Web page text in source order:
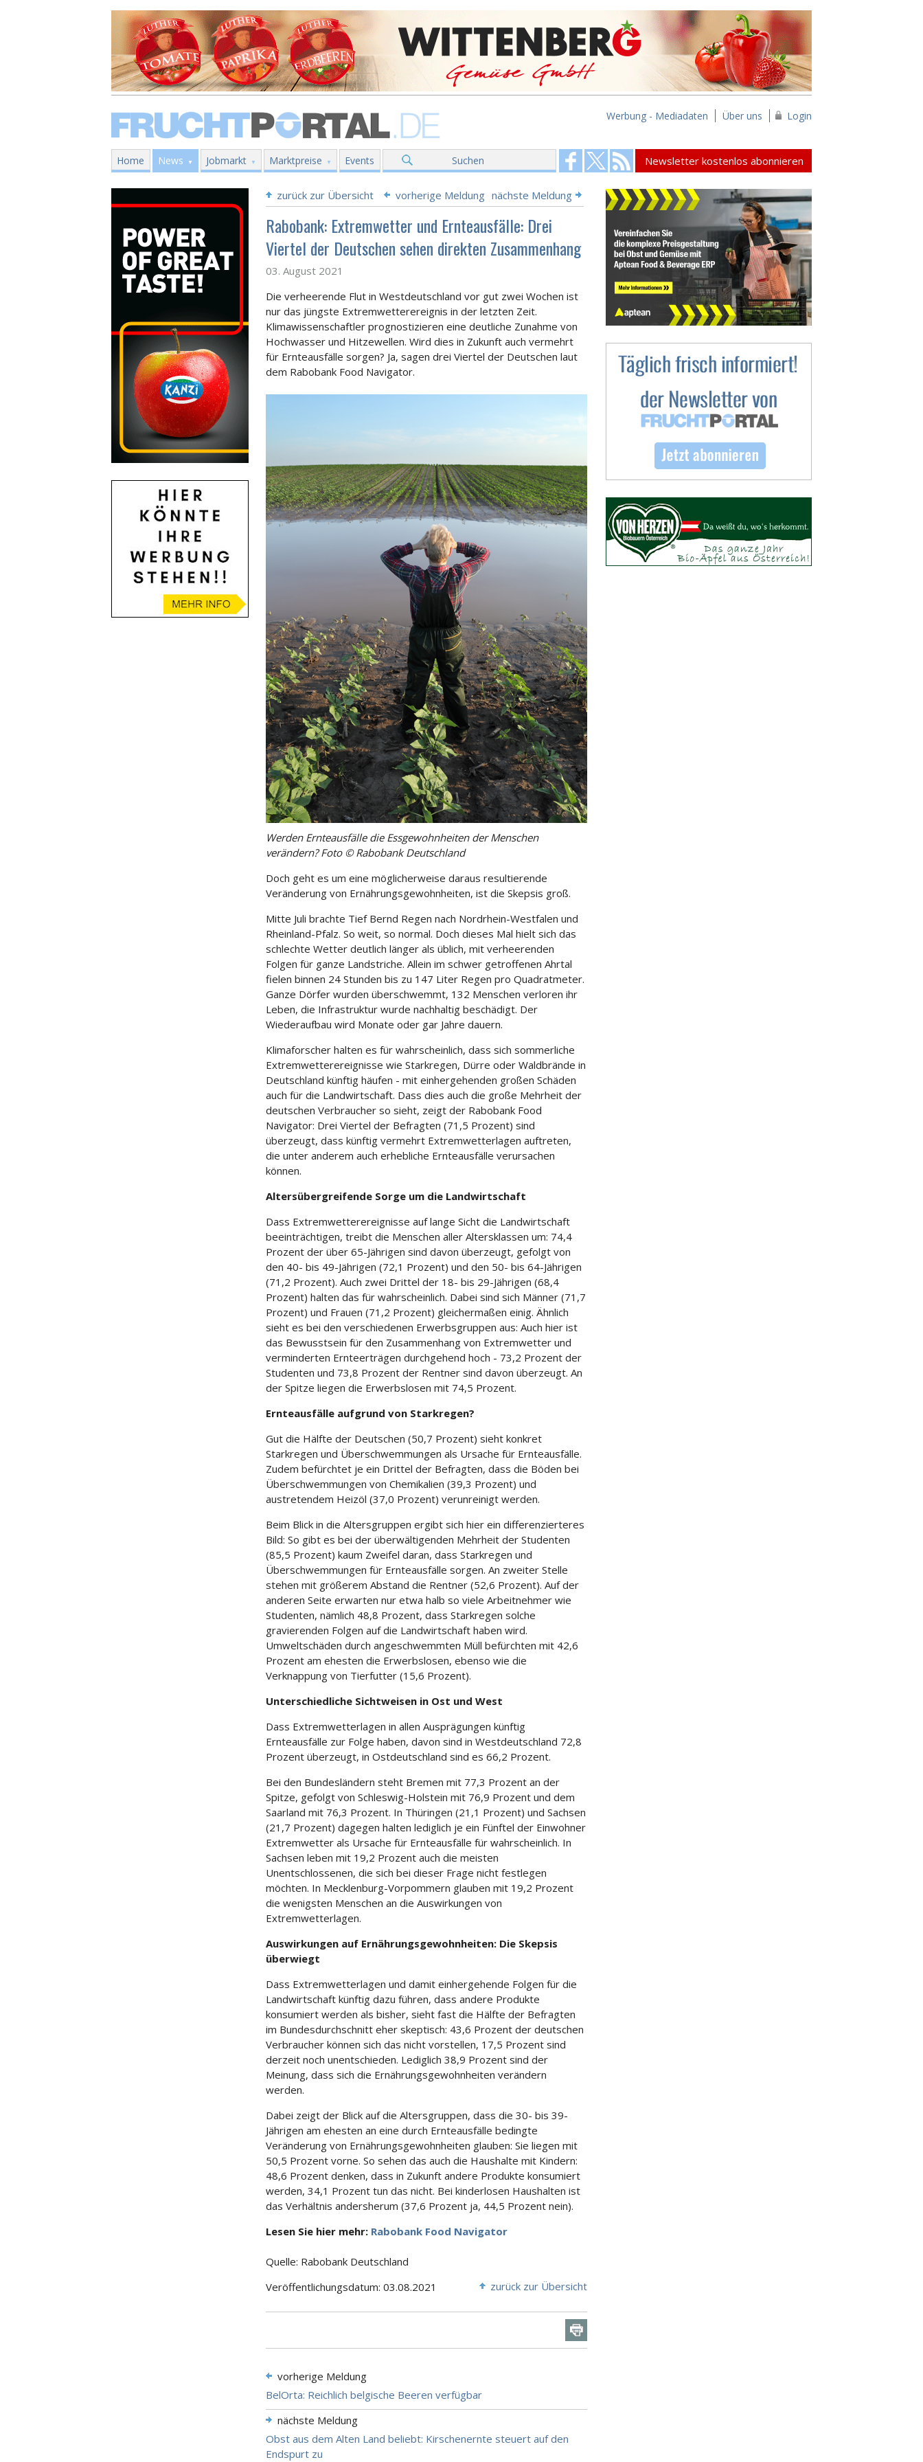
Werbung - Mediadaten Über uns Login
Home News Jobmarkt Marktpreise Events Suchen Newsletter kostenlos abonnieren
zurück zur Übersicht vorherige Meldung nächste Meldung
Rabobank: Extremwetter und Ernteausfälle: Drei
Viertel der Deutschen sehen direkten Zusammenhang
03. August 2021
Die verheerende Flut in Westdeutschland vor gut zwei Wochen ist
nur das jüngste Extremwetterereignis in der letzten Zeit.
Klimawissenschaftler prognostizieren eine deutliche Zunahme von
Hochwasser und Hitzewellen. Wird dies in Zukunft auch vermehrt
für Ernteausfälle sorgen? Ja, sagen drei Viertel der Deutschen laut
dem Rabobank Food Navigator.
Werden Ernteausfälle die Essgewohnheiten der Menschen
verändern? Foto © Rabobank Deutschland
Doch geht es um eine möglicherweise daraus resultierende
Veränderung von Ernährungsgewohnheiten, ist die Skepsis groß.
Mitte Juli brachte Tief Bernd Regen nach Nordrhein-Westfalen und
Rheinland-Pfalz. So weit, so normal. Doch dieses Mal hielt sich das
schlechte Wetter deutlich länger als üblich, mit verheerenden
Folgen für ganze Landstriche. Allein im schwer getroffenen Ahrtal
fielen binnen 24 Stunden bis zu 147 Liter Regen pro Quadratmeter.
Ganze Dörfer wurden überschwemmt, 132 Menschen verloren ihr
Leben, die Infrastruktur wurde nachhaltig beschädigt. Der
Wiederaufbau wird Monate oder gar Jahre dauern.
Klimaforscher halten es für wahrscheinlich, dass sich sommerliche
Extremwetterereignisse wie Starkregen, Dürre oder Waldbrände in
Deutschland künftig häufen - mit einhergehenden großen Schäden
auch für die Landwirtschaft. Dass dies auch die große Mehrheit der
deutschen Verbraucher so sieht, zeigt der Rabobank Food
Navigator: Drei Viertel der Befragten (71,5 Prozent) sind
überzeugt, dass künftig vermehrt Extremwetterlagen auftreten,
die unter anderem auch erhebliche Ernteausfälle verursachen
können.
Altersübergreifende Sorge um die Landwirtschaft
Dass Extremwetterereignisse auf lange Sicht die Landwirtschaft
beeinträchtigen, treibt die Menschen aller Altersklassen um: 74,4
Prozent der über 65-Jährigen sind davon überzeugt, gefolgt von
den 40- bis 49-Jährigen (72,1 Prozent) und den 50- bis 64-Jährigen
(71,2 Prozent). Auch zwei Drittel der 18- bis 29-Jährigen (68,4
Prozent) halten das für wahrscheinlich. Dabei sind sich Männer (71,7
Prozent) und Frauen (71,2 Prozent) gleichermaßen einig. Ähnlich
sieht es bei den verschiedenen Erwerbsgruppen aus: Auch hier ist
das Bewusstsein für den Zusammenhang von Extremwetter und
verminderten Ernteerträgen durchgehend hoch - 73,2 Prozent der
Studenten und 73,8 Prozent der Rentner sind davon überzeugt. An
der Spitze liegen die Erwerbslosen mit 74,5 Prozent.
Ernteausfälle aufgrund von Starkregen?
Gut die Hälfte der Deutschen (50,7 Prozent) sieht konkret
Starkregen und Überschwemmungen als Ursache für Ernteausfälle.
Zudem befürchtet je ein Drittel der Befragten, dass die Böden bei
Überschwemmungen von Chemikalien (39,3 Prozent) und
austretendem Heizöl (37,0 Prozent) verunreinigt werden.
Beim Blick in die Altersgruppen ergibt sich hier ein differenzierteres
Bild: So gibt es bei der überwältigenden Mehrheit der Studenten
(85,5 Prozent) kaum Zweifel daran, dass Starkregen und
Überschwemmungen für Ernteausfälle sorgen. An zweiter Stelle
stehen mit größerem Abstand die Rentner (52,6 Prozent). Auf der
anderen Seite erwarten nur etwa halb so viele Arbeitnehmer wie
Studenten, nämlich 48,8 Prozent, dass Starkregen solche
gravierenden Folgen auf die Landwirtschaft haben wird.
Umweltschäden durch angeschwemmten Müll befürchten mit 42,6
Prozent am ehesten die Erwerbslosen, ebenso wie die
Verknappung von Tierfutter (15,6 Prozent).
Unterschiedliche Sichtweisen in Ost und West
Dass Extremwetterlagen in allen Ausprägungen künftig
Ernteausfälle zur Folge haben, davon sind in Westdeutschland 72,8
Prozent überzeugt, in Ostdeutschland sind es 66,2 Prozent.
Bei den Bundesländern steht Bremen mit 77,3 Prozent an der
Spitze, gefolgt von Schleswig-Holstein mit 76,9 Prozent und dem
Saarland mit 76,3 Prozent. In Thüringen (21,1 Prozent) und Sachsen
(21,7 Prozent) dagegen halten lediglich je ein Fünftel der Einwohner
Extremwetter als Ursache für Ernteausfälle für wahrscheinlich. In
Sachsen leben mit 19,2 Prozent auch die meisten
Unentschlossenen, die sich bei dieser Frage nicht festlegen
möchten. In Mecklenburg-Vorpommern glauben mit 19,2 Prozent
die wenigsten Menschen an die Auswirkungen von
Extremwetterlagen.
Auswirkungen auf Ernährungsgewohnheiten: Die Skepsis
überwiegt
Dass Extremwetterlagen und damit einhergehende Folgen für die
Landwirtschaft künftig dazu führen, dass andere Produkte
konsumiert werden als bisher, sieht fast die Hälfte der Befragten
im Bundesdurchschnitt eher skeptisch: 43,6 Prozent der deutschen
Verbraucher können sich das nicht vorstellen, 17,5 Prozent sind
derzeit noch unentschieden. Lediglich 38,9 Prozent sind der
Meinung, dass sich die Ernährungsgewohnheiten verändern
werden.
Dabei zeigt der Blick auf die Altersgruppen, dass die 30- bis 39-
Jährigen am ehesten an eine durch Ernteausfälle bedingte
Veränderung von Ernährungsgewohnheiten glauben: Sie liegen mit
50,5 Prozent vorne. So sehen das auch die Haushalte mit Kindern:
48,6 Prozent denken, dass in Zukunft andere Produkte konsumiert
werden, 34,1 Prozent tun das nicht. Bei kinderlosen Haushalten ist
das Verhältnis andersherum (37,6 Prozent ja, 44,5 Prozent nein).
Lesen Sie hier mehr: Rabobank Food Navigator
Quelle: Rabobank Deutschland
Veröffentlichungsdatum: 03.08.2021
zurück zur Übersicht
vorherige Meldung
BelOrta: Reichlich belgische Beeren verfügbar
nächste Meldung
Obst aus dem Alten Land beliebt: Kirschenernte steuert auf den
Endspurt zu